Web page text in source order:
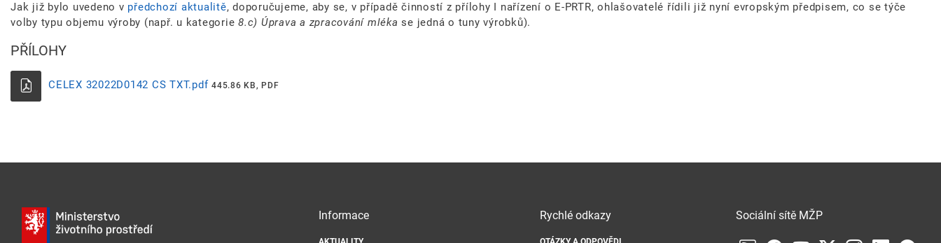
Jak již bylo uvedeno v předchozí aktualitě, doporučujeme, aby se, v případě činností z přílohy I nařízení o E-PRTR, ohlašovatelé řídili již nyní evropským předpisem, co se týče
volby typu objemu výroby (např. u kategorie 8.c) Úprava a zpracování mléka se jedná o tuny výrobků).
PŘÍLOHY
CELEX 32022D0142 CS TXT.pdf 445.86 KB, PDF
Informace Rychlé odkazy Sociální sítě MŽP